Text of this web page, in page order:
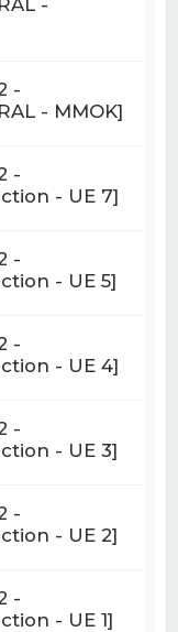
-
- MMOK]
-
- UE 7]
-
- UE 5]
-
- UE 4]
-
- UE 3]
-
- UE 2]
-
- UE 1]